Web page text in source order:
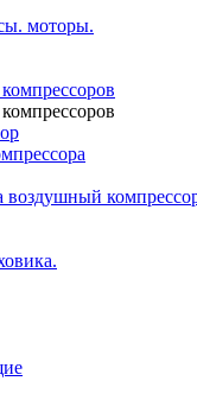
моторы.